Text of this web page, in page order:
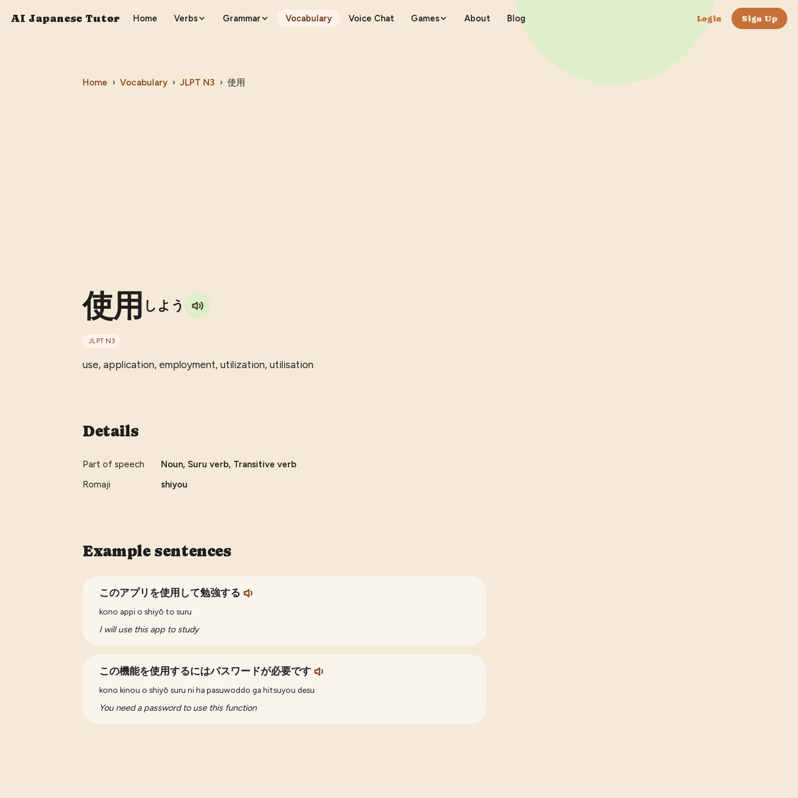
AI Japanese Tutor Home Verbs Grammar Vocabulary Voice Chat Games About Blog Login Sign Up
Home › Vocabulary › JLPT N3 › 使用
使用 しよう
JLPT N3
use, application, employment, utilization, utilisation
Details
Part of speech
Noun, Suru verb, Transitive verb
Romaji
shiyou
Example sentences
このアプリを使用して勉強する
kono appi o shiyō to suru
I will use this app to study
この機能を使用するにはパスワードが必要です
kono kinou o shiyō suru ni ha pasuwoddo ga hitsuyou desu
You need a password to use this function